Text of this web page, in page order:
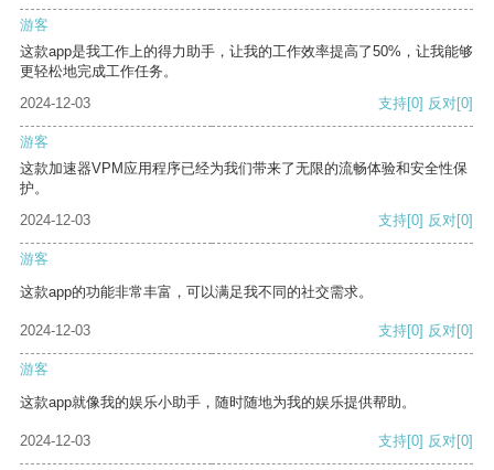
游客
这款app是我工作上的得力助手，让我的工作效率提高了50%，让我能够
更轻松地完成工作任务。
2024-12-03
支持[0] 反对[0]
游客
这款加速器VPM应用程序已经为我们带来了无限的流畅体验和安全性保
护。
2024-12-03
支持[0] 反对[0]
游客
这款app的功能非常丰富，可以满足我不同的社交需求。
2024-12-03 支持[0] 反对[0]
游客
这款app就像我的娱乐小助手，随时随地为我的娱乐提供帮助。
2024-12-03 支持[0] 反对[0]